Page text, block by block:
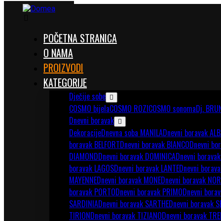
POČETNA STRANICA
O NAMA
PROIZVODI
KATEGORIJE
Dječije sobe
COSMO bijelaCOSMO ROZICOSMO sonomaDj.
Dnevni boravak
DekoracijeDnevna soba MANILADnevni boravak
boravak BELFORTDnevni boravak BIANCODnevni
DIAMONDDnevni boravak DOMINICADnevni
boravak LAGOSDnevni boravak LANTEDnevni
MAYENNEDnevni boravak MONEDnevni boravak
boravak PORTODnevni boravak PRIMODnevni
SARDINIADnevni boravak SARTHEDnevni boravak
TIRIONDnevni boravak TIZIANODnevni boravak